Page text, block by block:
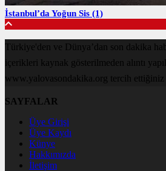
İstanbul’da Yoğun Sis (1)
Türkiye'den ve Dünya’dan son dakika
içerikleri kaynak gösterilmeden alıntı
www.yalovasondakika.org tercih ettiğiniz
SAYFALAR
Üye Girişi
Üye Kaydı
Künye
Hakkımızda
İletişim